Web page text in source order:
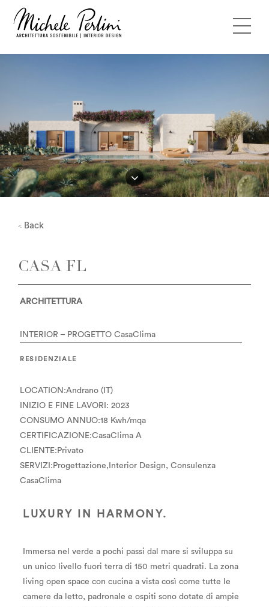
< Back
CASA FL
ARCHITETTURA
INTERIOR – PROGETTO CasaClima
RESIDENZIALE
LOCATION:Andrano (IT)
INIZIO E FINE LAVORI: 2023
CONSUMO ANNUO:18 Kwh/mqa
CERTIFICAZIONE:CasaClima A
CLIENTE:Privato
SERVIZI:Progettazione,Interior Design, Consulenza
CasaClima
LUXURY IN HARMONY.
Immersa nel verde a pochi passi dal mare si sviluppa su
un unico livello fuori terra di 150 metri quadrati. La zona
living open space con cucina a vista così come tutte le
camere da letto, padronale e ospiti sono dotate di ampie